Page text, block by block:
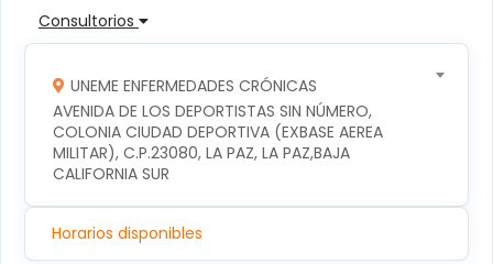
Consultorios
UNEME ENFERMEDADES CRÓNICAS
AVENIDA DE LOS DEPORTISTAS SIN NÚMERO,
COLONIA CIUDAD DEPORTIVA (EXBASE AEREA
MILITAR), C.P.23080, LA PAZ, LA PAZ,BAJA
CALIFORNIA SUR
Horarios disponibles